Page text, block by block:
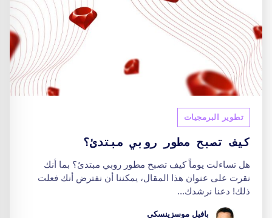
تطوير البرمجيات
كيف تصبح مطور روبي مبتدئ؟
هل تساءلت يوماً كيف تصبح مطور روبي مبتدئ؟ بما أنك
نقرت على عنوان هذا المقال، يمكننا أن نفترض أنك فعلت
ذلك! دعنا نرشدك...
بافيل موسزينسكي